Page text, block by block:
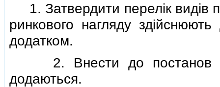
1. Затвердити перелiк видiв
ринкового нагляду
додатком.
2. Внести до постанов
додаються.